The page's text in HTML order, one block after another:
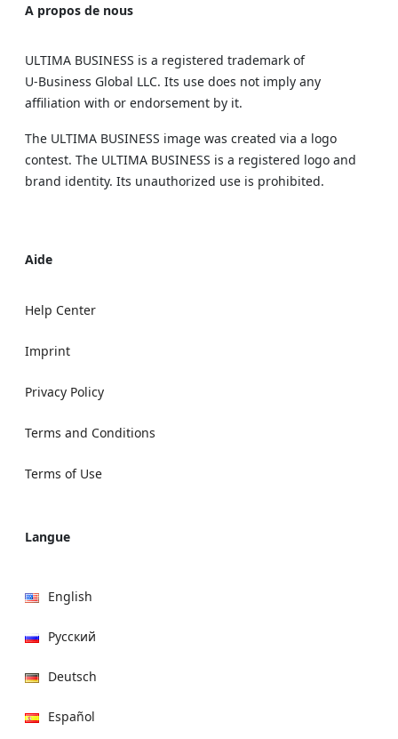
A propos de nous
ULTIMA BUSINESS is a registered trademark of
U‑Business Global LLC. Its use does not imply any
affiliation with or endorsement by it.
The ULTIMA BUSINESS image was created via a logo
contest. The ULTIMA BUSINESS is a registered logo and
brand identity. Its unauthorized use is prohibited.
Aide
Help Center
Imprint
Privacy Policy
Terms and Conditions
Terms of Use
Langue
English
Русский
Deutsch
Español